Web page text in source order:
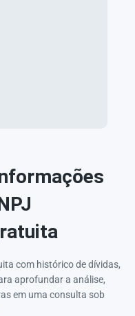
com histórico de dívidas,
aprofundar a análise,
em uma consulta sob